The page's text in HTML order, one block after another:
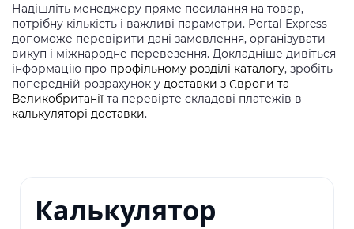
Надішліть менеджеру пряме посилання на товар,
потрібну кількість і важливі параметри. Portal Express
допоможе перевірити дані замовлення, організувати
викуп і міжнародне перевезення. Докладніше дивіться
інформацію про профільному розділі каталогу, зробіть
попередній розрахунок у доставки з Європи та
Великобританії та перевірте складові платежів в
калькуляторі доставки.
Калькулятор